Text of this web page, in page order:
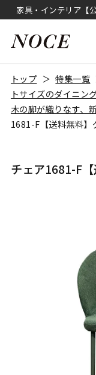
家具・インテリア【
トップ 特集一覧
トサイズのダイニン
木の脚が織りなす、
1681-F【送料無料】
チェア1681-F